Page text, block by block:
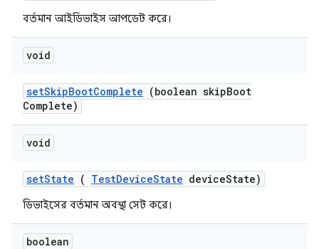
বর্তমান আইডিভাইস আপডেট করে।
void
setSkipBootComplete (boolean skipBoot
Complete)
void
setState ( TestDeviceState deviceState)
ডিভাইসের বর্তমান অবস্থা সেট করে।
boolean